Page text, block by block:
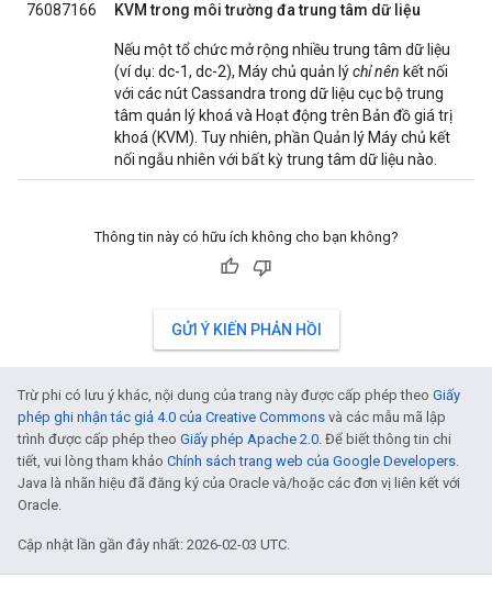
76087166 KVM trong môi trường đa trung tâm dữ liệu
Nếu một tổ chức mở rộng nhiều trung tâm dữ liệu
(ví dụ: dc-1, dc-2), Máy chủ quản lýchỉ nên kết nối
với các nút Cassandra trong dữ liệu cục bộ trung
tâm quản lý khoá và Hoạt động trên Bản đồ giá trị
khoá (KVM). Tuy nhiên, phần Quản lý Máy chủ kết
nối ngẫu nhiên với bất kỳ trung tâm dữ liệu nào.
Thông tin này có hữu ích không cho bạn không?
GỬI Ý KIẾN PHẢN HỒI
Trừ phi có lưu ý khác, nội dung của trang này được cấp phép theo Giấy
phép ghi nhận tác giả 4.0 của Creative Commons và các mẫu mã lập
trình được cấp phép theo Giấy phép Apache 2.0. Để biết thông tin chi
tiết, vui lòng tham khảo Chính sách trang web của Google Developers.
Java là nhãn hiệu đã đăng ký của Oracle và/hoặc các đơn vị liên kết với
Oracle.
Cập nhật lần gần đây nhất: 2026-02-03 UTC.